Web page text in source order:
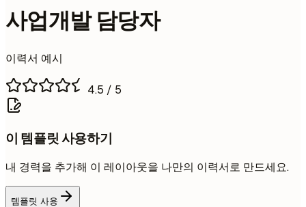
사업개발 담당자
이력서 예시
4.5 / 5
이 템플릿 사용하기
내 경력을 추가해 이 레이아웃을 나만의 이력서로 만드세요.
템플릿 사용